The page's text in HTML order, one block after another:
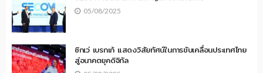
05/08/2025
ซิกเว่ เบรกเก้ แสดงวิสัยทัศน์ในการขับเคลื่อนประเทศไทย
สู่อนาคตยุคดิจิทัล